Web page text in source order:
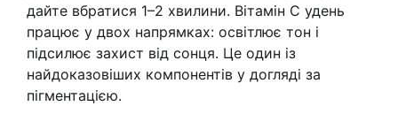
дайте вбратися 1–2 хвилини. Вітамін C удень
працює у двох напрямках: освітлює тон і
підсилює захист від сонця. Це один із
найдоказовіших компонентів у догляді за
пігментацією.